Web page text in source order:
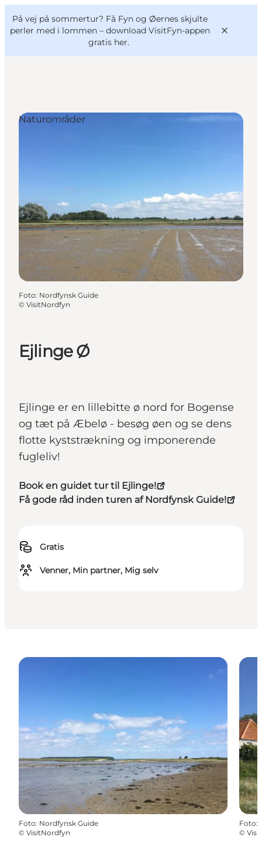
På vej på sommertur? Få Fyn og Øernes skjulte
perler med i lommen – download VisitFyn-appen
gratis her.
Book lokale oplevelser
VisitFyn
Deutsch
Ejlinge Ø
Ejlinge er en lillebitte ø nord for Bogense
og tæt på Æbelø - besøg øen og se dens
flotte kyststrækning og imponerende
fugleliv!
Book en guidet tur til Ejlinge!
Få gode råd inden turen af Nordfynsk Guide!
Gratis
Venner, Min partner, Mig selv
Naturområder
Foto: Nordfynsk Guide
© VisitNordfyn
Foto: Nordfynsk Guide
© VisitNordfyn
Foto:
©